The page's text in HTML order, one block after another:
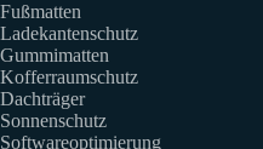
Fußmatten
Ladekantenschutz
Gummimatten
Kofferraumschutz
Dachträger
Sonnenschutz
Softwareoptimierung